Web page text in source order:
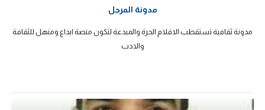
مدونة المرجل
مدونة ثقافية تستقطب الاقلام الحرة والمبدعة لتكون منصة ابداع ومنهل للثقافة
والادب